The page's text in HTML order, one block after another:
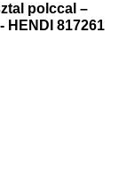
polccal –
HENDI 817261